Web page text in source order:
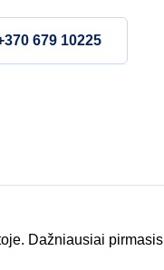
679 10225
Dažniausiai pirmasis